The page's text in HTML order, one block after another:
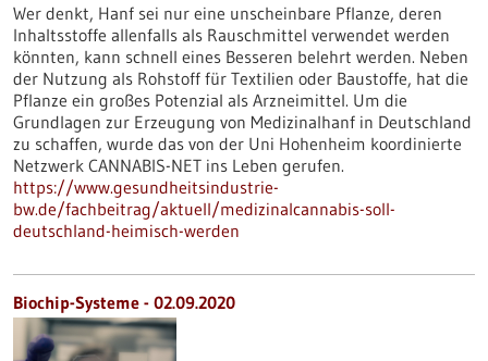
Wer denkt, Hanf sei nur eine unscheinbare Pflanze, deren
Inhaltsstoffe allenfalls als Rauschmittel verwendet werden
könnten, kann schnell eines Besseren belehrt werden. Neben
der Nutzung als Rohstoff für Textilien oder Baustoffe, hat die
Pflanze ein großes Potenzial als Arzneimittel. Um die
Grundlagen zur Erzeugung von Medizinalhanf in Deutschland
zu schaffen, wurde das von der Uni Hohenheim koordinierte
Netzwerk CANNABIS-NET ins Leben gerufen.
https://www.gesundheitsindustrie-
bw.de/fachbeitrag/aktuell/medizinalcannabis-soll-
deutschland-heimisch-werden
Biochip-Systeme - 02.09.2020